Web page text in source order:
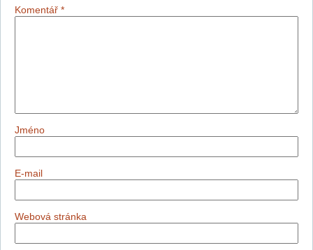
Komentář *
Jméno
E-mail
Webová stránka